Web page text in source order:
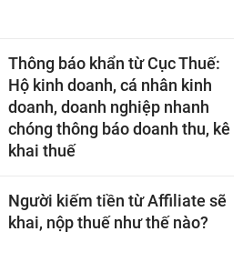
Thông báo khẩn từ Cục Thuế:
Hộ kinh doanh, cá nhân kinh
doanh, doanh nghiệp nhanh
chóng thông báo doanh thu, kê
khai thuế
Người kiếm tiền từ Affiliate sẽ
khai, nộp thuế như thế nào?